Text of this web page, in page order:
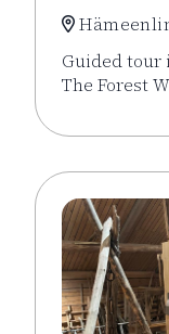
Guided tour
The Forest
Lue lisää